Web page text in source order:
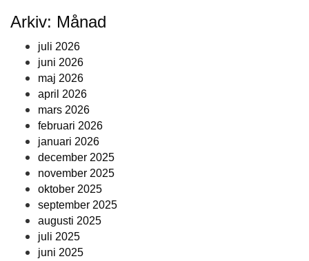
Arkiv: Månad
juli 2026
juni 2026
maj 2026
april 2026
mars 2026
februari 2026
januari 2026
december 2025
november 2025
oktober 2025
september 2025
augusti 2025
juli 2025
juni 2025